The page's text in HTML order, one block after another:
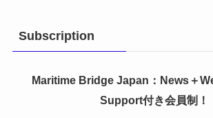
Subscription
Maritime Bridge Japan ：News＋
Support付き会員制！